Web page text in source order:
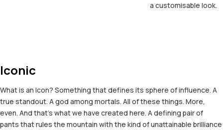
a customisable look.
Iconic
What is an Icon? Something that defines its sphere of influence. A
true standout. A god among mortals. All of these things. More,
even. And that's what we have created here. A defining pair of
pants that rules the mountain with the kind of unattainable brilliance